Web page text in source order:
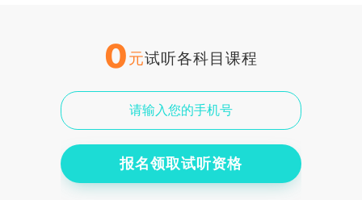
0元试听各科目课程
报名领取试听资格